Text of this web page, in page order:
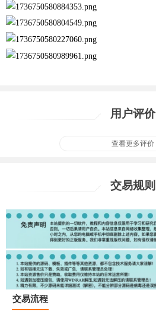
用户评价
查看更多评价
交易规则
交易流程